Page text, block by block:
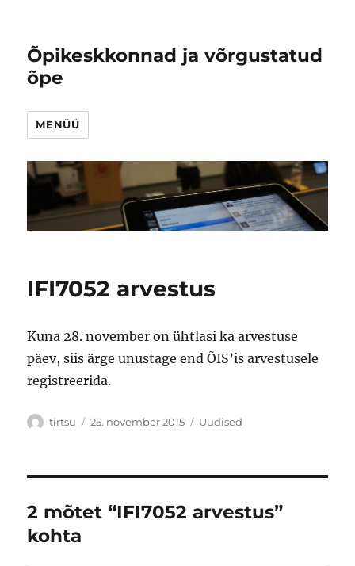
Õpikeskkonnad ja võrgustatud
õpe
MENÜÜ
IFI7052 arvestus
Kuna 28. november on ühtlasi ka arvestuse
päev, siis ärge unustage end ÕIS’is arvestusele
registreerida.
Autor
tirtsu Postitatud
25. november 2015 Rubriigid
Uudised
2 mõtet “IFI7052 arvestus”
kohta